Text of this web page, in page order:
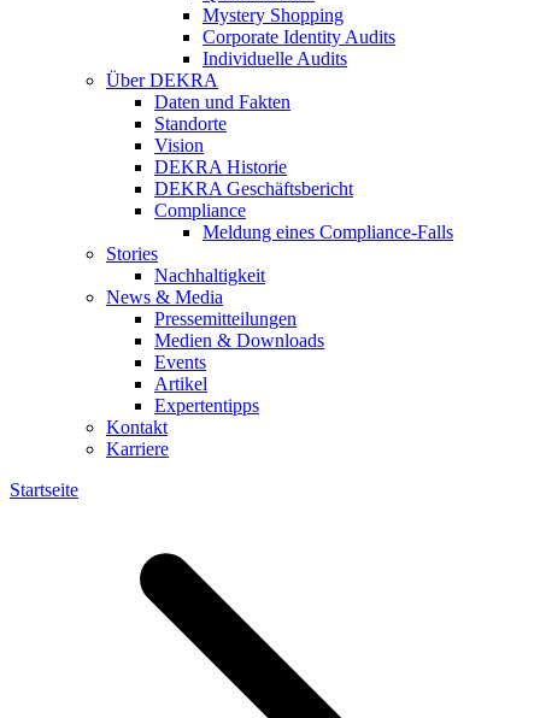
Mystery Shopping
Corporate Identity Audits
Individuelle Audits
Über DEKRA
Daten und Fakten
Standorte
Vision
DEKRA Historie
DEKRA Geschäftsbericht
Compliance
Meldung eines Compliance-Falls
Stories
Nachhaltigkeit
News & Media
Pressemitteilungen
Medien & Downloads
Events
Artikel
Expertentipps
Kontakt
Karriere
Startseite